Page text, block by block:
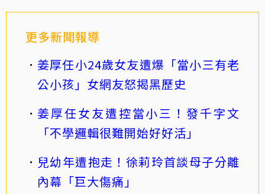
更多新聞報導
姜厚任小24歲女友遭爆「當小三有老
公小孩」女網友怒揭黑歷史
姜厚任女友遭控當小三！發千字文
「不學邏輯很難開始好好活」
兒幼年遭抱走！徐莉玲首談母子分離
內幕「巨大傷痛」